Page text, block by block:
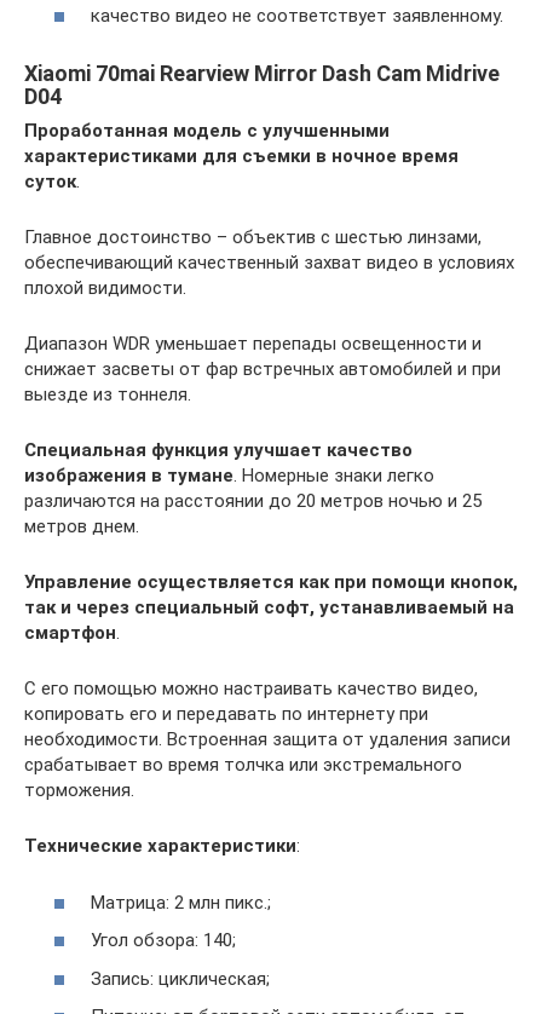
качество видео не соответствует заявленному.
Xiaomi 70mai Rearview Mirror Dash Cam Midrive
D04
Проработанная модель с улучшенными
характеристиками для съемки в ночное время
суток.
Главное достоинство – объектив с шестью линзами,
обеспечивающий качественный захват видео в условиях
плохой видимости.
Диапазон WDR уменьшает перепады освещенности и
снижает засветы от фар встречных автомобилей и при
выезде из тоннеля.
Специальная функция улучшает качество
изображения в тумане. Номерные знаки легко
различаются на расстоянии до 20 метров ночью и 25
метров днем.
Управление осуществляется как при помощи кнопок,
так и через специальный софт, устанавливаемый на
смартфон.
С его помощью можно настраивать качество видео,
копировать его и передавать по интернету при
необходимости. Встроенная защита от удаления записи
срабатывает во время толчка или экстремального
торможения.
Технические характеристики:
Матрица: 2 млн пикс.;
Угол обзора: 140;
Запись: циклическая;